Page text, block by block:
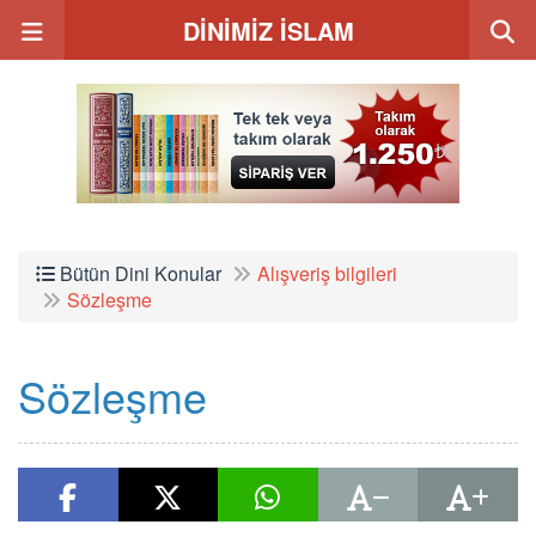
DİNİMİZ İSLAM
Bütün Dini Konular
Alışveriş bilgileri
Sözleşme
Sözleşme